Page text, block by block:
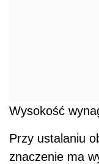
Wysokość
Przy ustalaniu
znaczenie ma